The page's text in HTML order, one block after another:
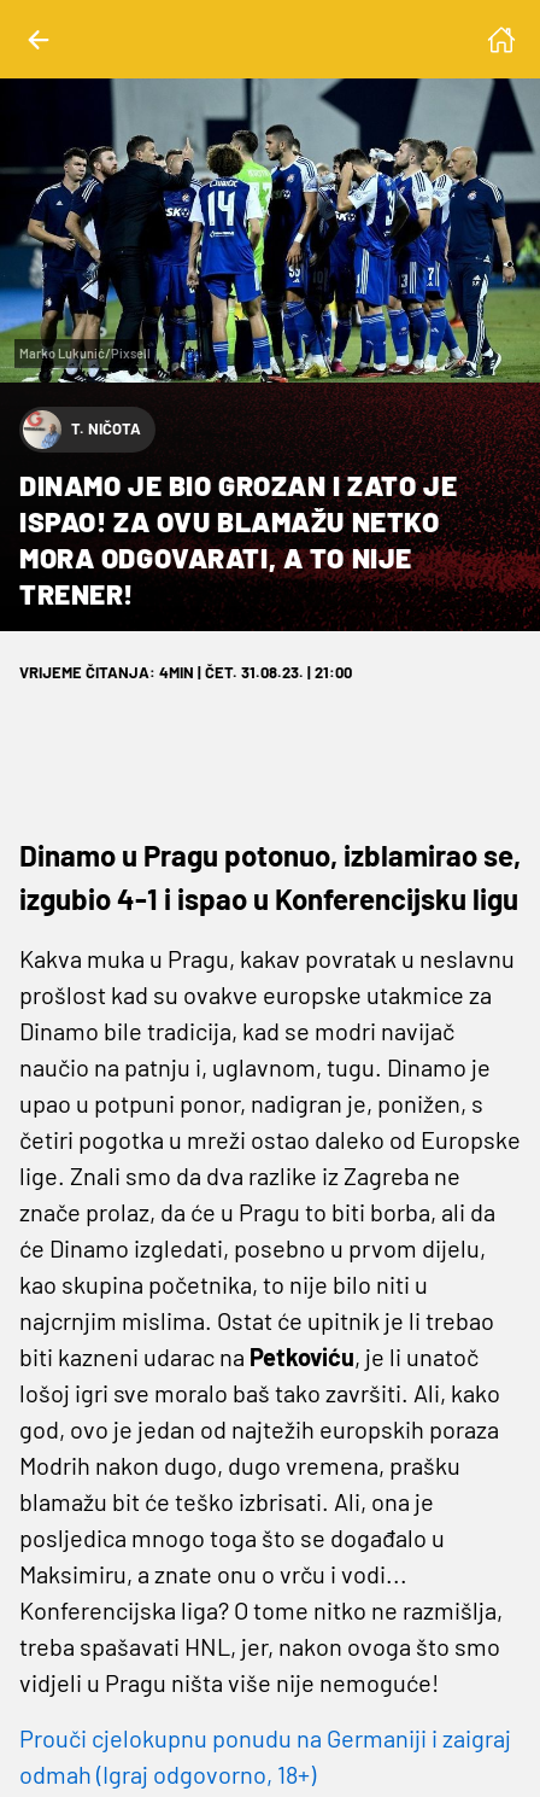
Marko Lukunić/Pixsell
T. NIČOTA
DINAMO JE BIO GROZAN I ZATO JE
ISPAO! ZA OVU BLAMAŽU NETKO
MORA ODGOVARATI, A TO NIJE
TRENER!
VRIJEME ČITANJA: 4MIN | ČET. 31.08.23. | 21:00
Dinamo u Pragu potonuo, izblamirao se,
izgubio 4-1 i ispao u Konferencijsku ligu
Kakva muka u Pragu, kakav povratak u neslavnu
prošlost kad su ovakve europske utakmice za
Dinamo bile tradicija, kad se modri navijač
naučio na patnju i, uglavnom, tugu. Dinamo je
upao u potpuni ponor, nadigran je, ponižen, s
četiri pogotka u mreži ostao daleko od Europske
lige. Znali smo da dva razlike iz Zagreba ne
znače prolaz, da će u Pragu to biti borba, ali da
će Dinamo izgledati, posebno u prvom dijelu,
kao skupina početnika, to nije bilo niti u
najcrnjim mislima. Ostat će upitnik je li trebao
biti kazneni udarac na Petkoviću, je li unatoč
lošoj igri sve moralo baš tako završiti. Ali, kako
god, ovo je jedan od najtežih europskih poraza
Modrih nakon dugo, dugo vremena, prašku
blamažu bit će teško izbrisati. Ali, ona je
posljedica mnogo toga što se događalo u
Maksimiru, a znate onu o vrču i vodi...
Konferencijska liga? O tome nitko ne razmišlja,
treba spašavati HNL, jer, nakon ovoga što smo
vidjeli u Pragu ništa više nije nemoguće!
Prouči cjelokupnu ponudu na Germaniji i zaigraj
odmah (Igraj odgovorno, 18+)